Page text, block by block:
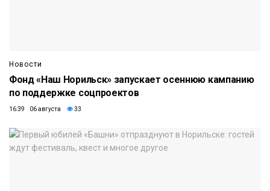
Новости
Фонд «Наш Норильск» запускает осеннюю кампанию
по поддержке соцпроектов
16:39 06 августа 33